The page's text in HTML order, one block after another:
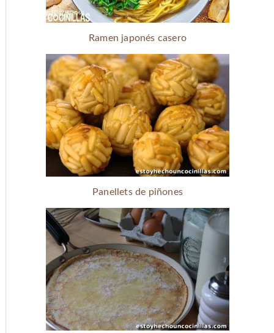
Ramen japonés casero
Panellets de piñones